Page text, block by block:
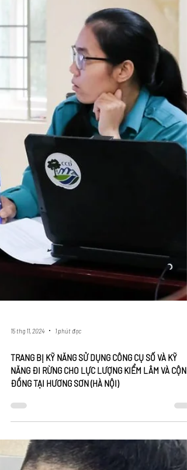
15 thg 11, 2024 1 phút đọc
NĂNG ĐI RỪNG CHO LỰC LƯỢNG KIỂM LÂM VÀ CỘNG
ĐỒNG TẠI HƯƠNG SƠN (HÀ NỘI)